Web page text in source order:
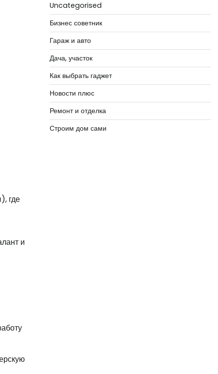
где
и
Uncategorised
Бизнес советник
Гараж и авто
Дача, участок
Как выбрать гаджет
Новости плюс
Ремонт и отделка
Строим дом сами